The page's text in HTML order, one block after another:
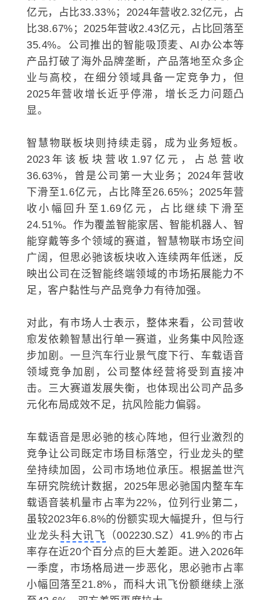
亿元，占比33.33%；2024年营收2.32亿元，占
比38.67%；2025年营收2.43亿元，占比回落至
35.4%。公司推出的智能吸顶麦、AI办公本等
产品打破了海外品牌垄断，产品落地至众多企
业与高校，在细分领域具备一定竞争力，但
2025年营收增长近乎停滞，增长乏力问题凸
显。
智慧物联板块则持续走弱，成为业务短板。
2023年该板块营收1.97亿元，占总营收
36.63%，曾是公司第一大业务；2024年营收
下滑至1.6亿元，占比降至26.65%；2025年营
收小幅回升至1.69亿元，占比继续下滑至
24.51%。作为覆盖智能家居、智能机器人、智
能穿戴等多个领域的赛道，智慧物联市场空间
广阔，但思必驰该板块收入连续两年低迷，反
映出公司在泛智能终端领域的市场拓展能力不
足，客户黏性与产品竞争力有待加强。
对此，有市场人士表示，整体来看，公司营收
愈发依赖智慧出行单一赛道，业务集中风险逐
步加剧。一旦汽车行业景气度下行、车载语音
领域竞争加剧，公司整体经营将受到直接冲
击。三大赛道发展失衡，也体现出公司产品多
元化布局成效不足，抗风险能力偏弱。
车载语音是思必驰的核心阵地，但行业激烈的
竞争让公司既定市场目标落空，行业龙头的壁
垒持续加固，公司市场地位承压。根据盖世汽
车研究院统计数据， 2025年思必驰国内整车车
载语音装机量市占率为22%，位列行业第二，
虽较2023年6.8%的份额实现大幅提升，但与行
业龙头科大讯飞 （002230.SZ）41.9%的市占
率存在近20个百分点的巨大差距。进入2026年
一季度，市场格局进一步恶化，思必驰市占率
小幅回落至21.8%，而科大讯飞份额继续上涨